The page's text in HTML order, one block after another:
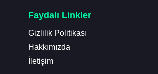
Faydalı Linkler
Gizlilik Politikası
Hakkımızda
İletişim